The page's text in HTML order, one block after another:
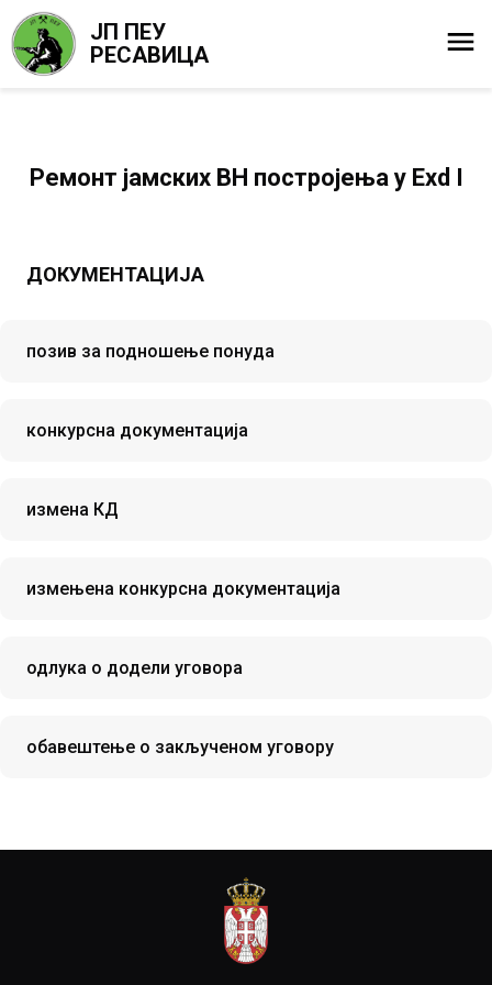
ЈП ПЕУ
РЕСАВИЦА
Ремонт јамских ВН постројења у Exd I
ДОКУМЕНТАЦИЈА
позив за подношење понуда
конкурсна документација
измена КД
измењена конкурсна документација
одлука о додели уговора
oбавештење о закљученом уговору